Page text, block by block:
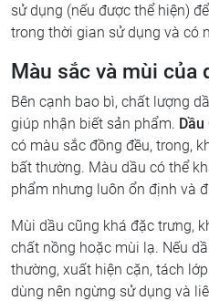
sử dụng (nếu được thể hiện)
trong thời gian sử dụng và có
Màu sắc và mùi của
Bên cạnh bao bì, chất lượng
giúp nhận biết sản phẩm.
có màu sắc đồng đều, trong,
bất thường. Màu dầu có thể
phẩm nhưng luôn ổn định và
Mùi dầu cũng khá đặc trưng,
chất nồng hoặc mùi lạ. Nếu
thường, xuất hiện cặn, tách
dùng nên ngừng sử dụng và